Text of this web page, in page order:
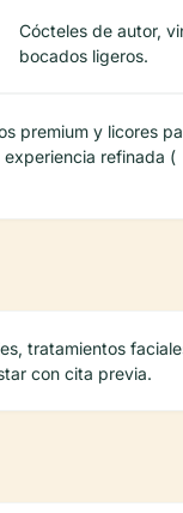
Cócteles de autor,
bocados ligeros.
premium y licores
experiencia refinada (
tratamientos
con cita previa.